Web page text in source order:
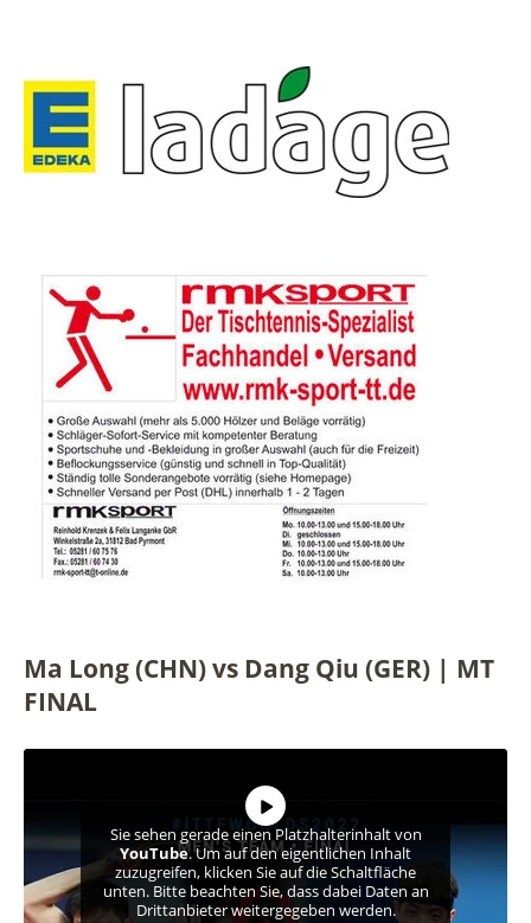
Ma Long (CHN) vs Dang Qiu (GER) | MT
FINAL
Sie sehen gerade einen Platzhalterinhalt von
YouTube. Um auf den eigentlichen Inhalt
zuzugreifen, klicken Sie auf die Schaltfläche
unten. Bitte beachten Sie, dass dabei Daten an
Drittanbieter weitergegeben werden.